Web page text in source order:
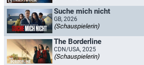
Suche mich nicht
GB, 2026
(Schauspielerin)
The Borderline
CDN/USA, 2025
(Schauspielerin)